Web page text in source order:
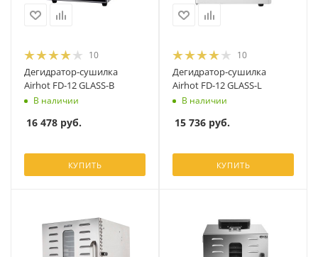
10
Дегидратор-сушилка
Airhot FD-12 GLASS-B
В наличии
16 478 руб.
КУПИТЬ
10
Дегидратор-сушилка
Airhot FD-12 GLASS-L
В наличии
15 736 руб.
КУПИТЬ